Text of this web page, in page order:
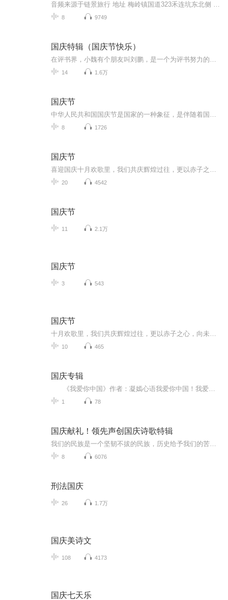
8 9749
国庆特辑（国庆节快乐）
14 1.6万
国庆节
8 1726
国庆节
20 4542
国庆节
11 2.1万
国庆节
3 543
国庆节
10 465
国庆专辑
1 78
国庆献礼！领先声创国庆诗歌特辑
8 6076
刑法国庆
26 1.7万
国庆美诗文
108 4173
国庆七天乐